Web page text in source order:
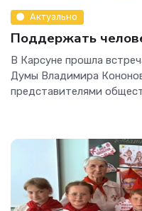
Актуально
Поддержать
В Карсуне прошла
Думы Владимира
представителями